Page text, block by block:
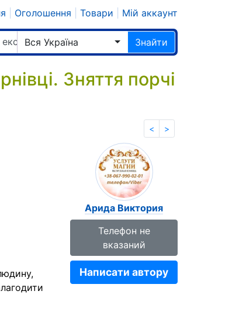
Оголошення Товари Мій аккаунт
екстрасенси
Вся Україна Знайти
Зняття порчі
< >
Арида Виктория
Телефон не
вказаний
Написати автору